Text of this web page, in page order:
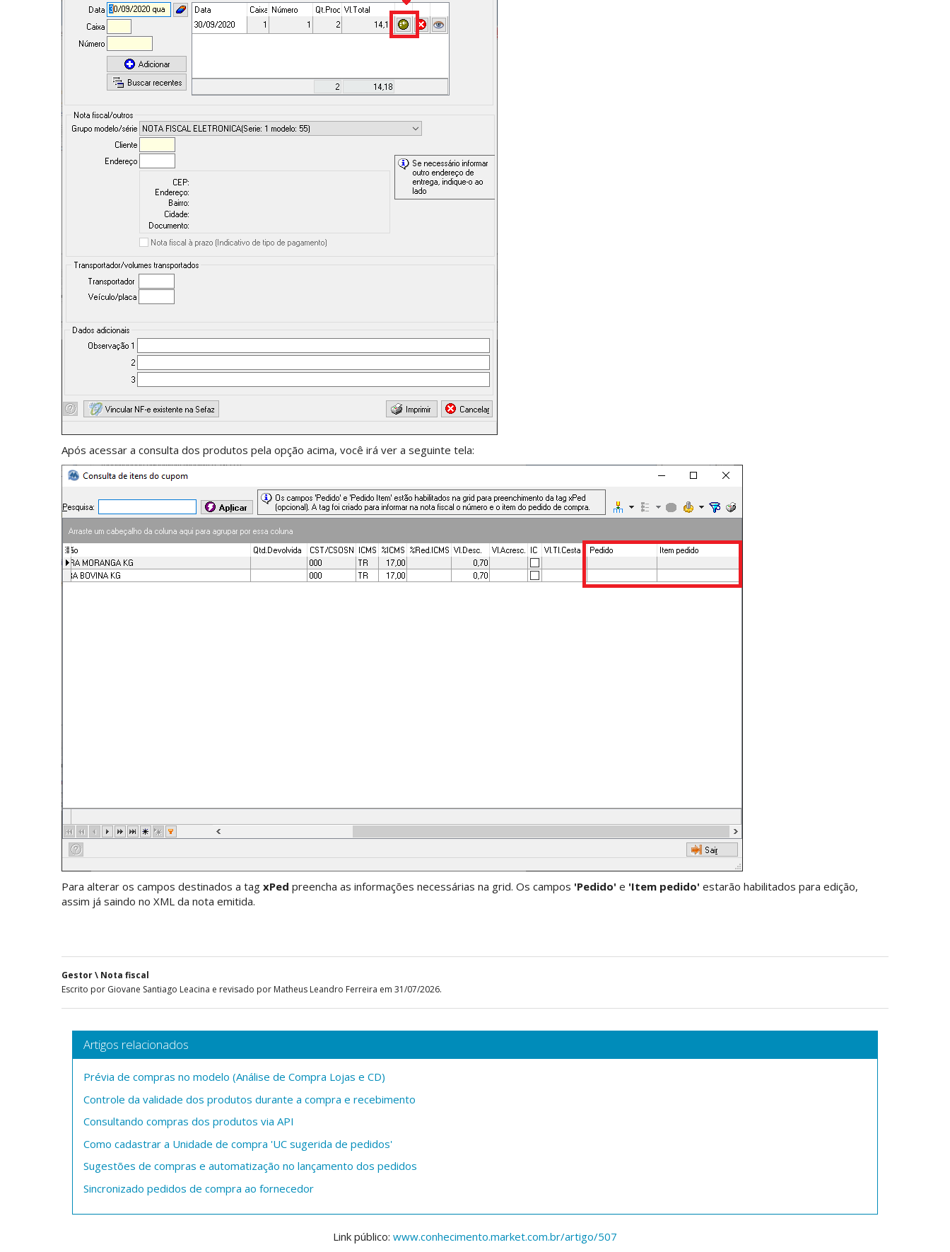
Após acessar a consulta dos produtos pela opção acima, você irá ver a seguinte tela:
Para alterar os campos destinados a tag xPed preencha as informações necessárias na grid. Os campos 'Pedido' e 'Item pedido' estarão habilitados para edição,
assim já saindo no XML da nota emitida.
Gestor \ Nota fiscal
Escrito por Giovane Santiago Leacina e revisado por Matheus Leandro Ferreira em 31/07/2026.
Artigos relacionados
Prévia de compras no modelo (Análise de Compra Lojas e CD)
Controle da validade dos produtos durante a compra e recebimento
Consultando compras dos produtos via API
Como cadastrar a Unidade de compra 'UC sugerida de pedidos'
Sugestões de compras e automatização no lançamento dos pedidos
Sincronizado pedidos de compra ao fornecedor
Link público: www.conhecimento.market.com.br/artigo/507